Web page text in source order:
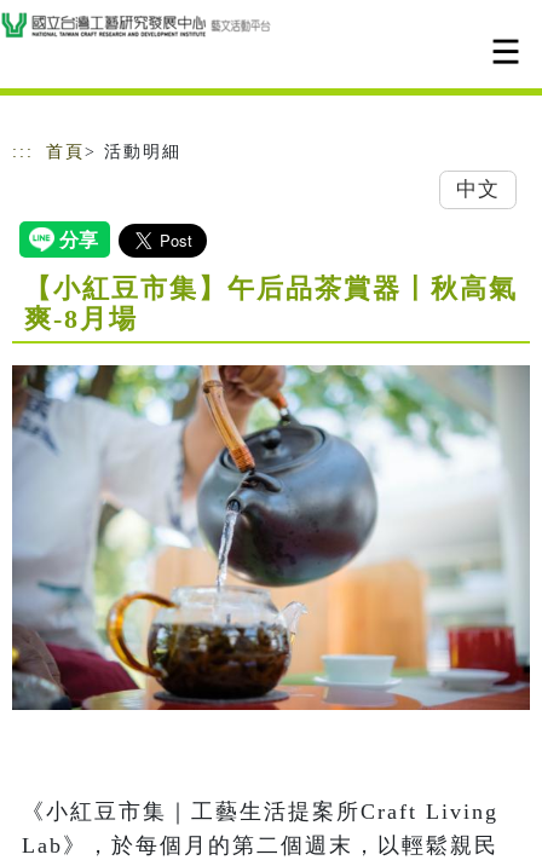
跳到主要內容
網站導覽
::: 首頁 > 活動明細
中文
【小紅豆市集】午后品茶賞器〡秋高氣
爽-8月場
《小紅豆市集｜工藝生活提案所Craft Living
Lab》，於每個月的第二個週末，以輕鬆親民